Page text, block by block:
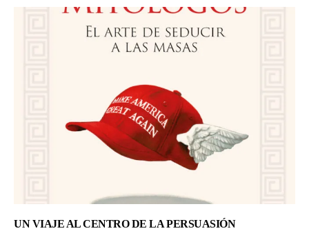
UN VIAJE AL CENTRO DE LA PERSUASIÓN